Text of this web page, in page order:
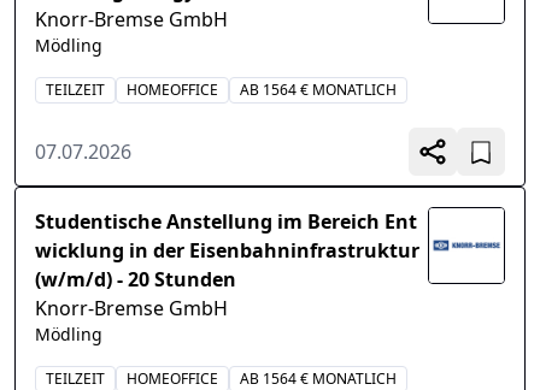
Knorr-Bremse GmbH
Mödling
TEILZEIT HOMEOFFICE AB 1564 € MONATLICH
07.07.2026
Studentische Anstellung im Bereich Ent
wicklung in der Eisenbahninfrastruktur
(w/m/d) - 20 Stunden
Knorr-Bremse GmbH
Mödling
TEILZEIT HOMEOFFICE AB 1564 € MONATLICH